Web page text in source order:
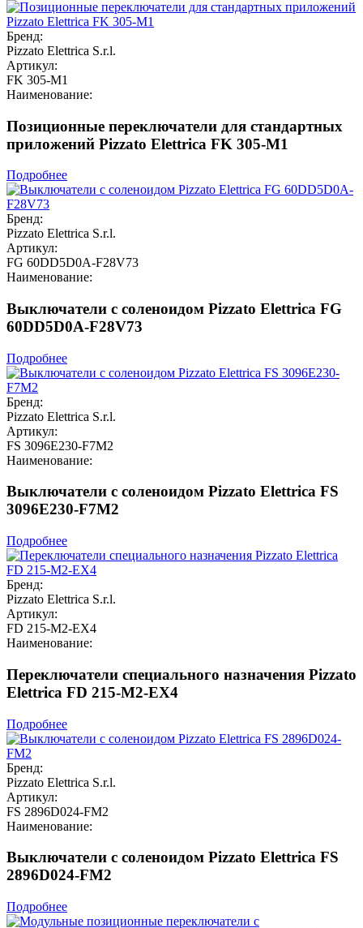
Бренд:
Pizzato Elettrica S.r.l.
Артикул:
FK 305-M1
Наименование:
Позиционные переключатели для стандартных
приложений Pizzato Elettrica FK 305-M1
Подробнее
Бренд:
Pizzato Elettrica S.r.l.
Артикул:
FG 60DD5D0A-F28V73
Наименование:
Выключатели с соленоидом Pizzato Elettrica FG
60DD5D0A-F28V73
Подробнее
Бренд:
Pizzato Elettrica S.r.l.
Артикул:
FS 3096E230-F7M2
Наименование:
Выключатели с соленоидом Pizzato Elettrica FS
3096E230-F7M2
Подробнее
Бренд:
Pizzato Elettrica S.r.l.
Артикул:
FD 215-M2-EX4
Наименование:
Переключатели специального назначения Pizzato
Elettrica FD 215-M2-EX4
Подробнее
Бренд:
Pizzato Elettrica S.r.l.
Артикул:
FS 2896D024-FM2
Наименование:
Выключатели с соленоидом Pizzato Elettrica FS
2896D024-FM2
Подробнее